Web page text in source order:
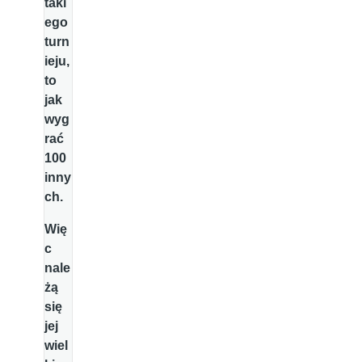
ego
turn
ieju,
to
jak
wyg
rać
100
inny
ch.
Wię
c
nale
żą
się
jej
wiel